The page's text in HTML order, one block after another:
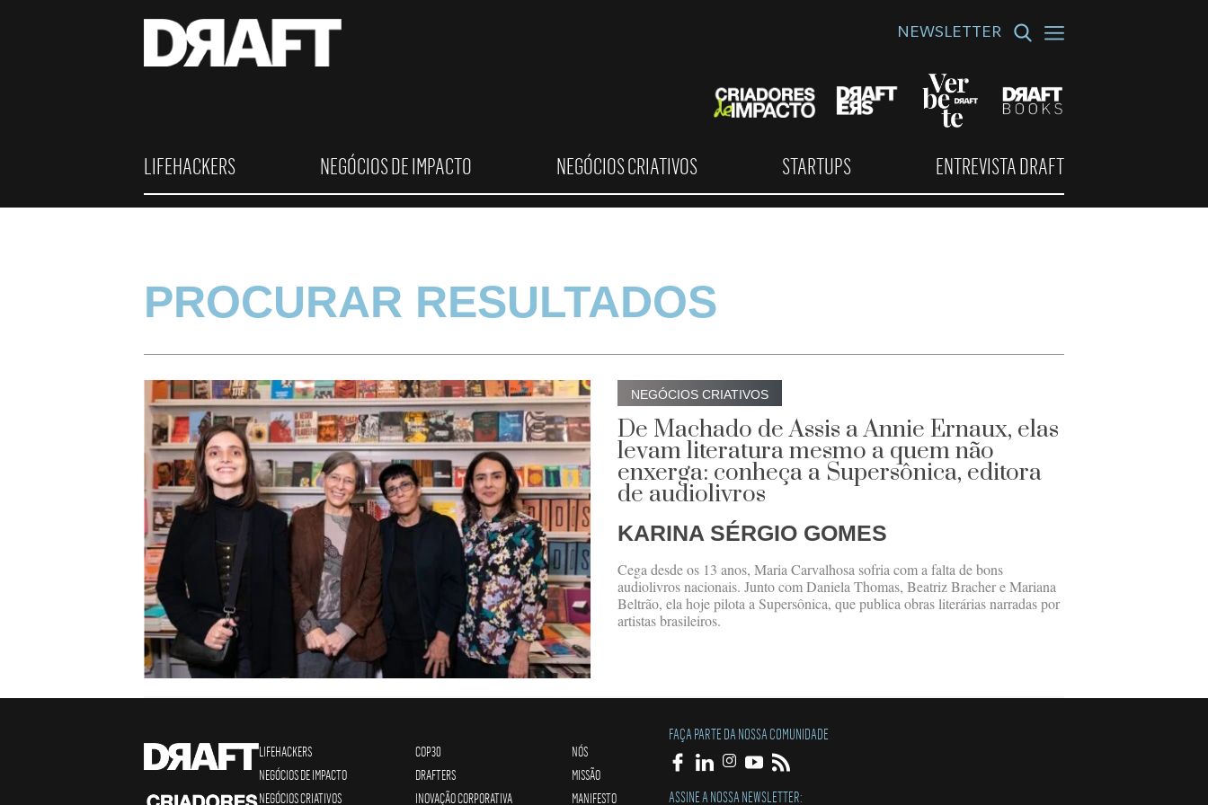
NEWSLETTER
LIFEHACKERS NEGÓCIOS DE IMPACTO NEGÓCIOS CRIATIVOS STARTUPS ENTREVISTA DRAFT
PROCURAR RESULTADOS
NEGÓCIOS CRIATIVOS
De Machado de Assis a Annie Ernaux, elas
levam literatura mesmo a quem não
enxerga: conheça a Supersônica, editora
de audiolivros
KARINA SÉRGIO GOMES
Cega desde os 13 anos, Maria Carvalhosa sofria com a falta de bons
audiolivros nacionais. Junto com Daniela Thomas, Beatriz Bracher e Mariana
Beltrão, ela hoje pilota a Supersônica, que publica obras literárias narradas por
artistas brasileiros.
LIFEHACKERS
NEGÓCIOS DE IMPACTO
NEGÓCIOS CRIATIVOS
COP30
DRAFTERS
INOVAÇÃO CORPORATIVA
NÓS
MISSÃO
MANIFESTO
FAÇA PARTE DA NOSSA COMUNIDADE
ASSINE A NOSSA NEWSLETTER: